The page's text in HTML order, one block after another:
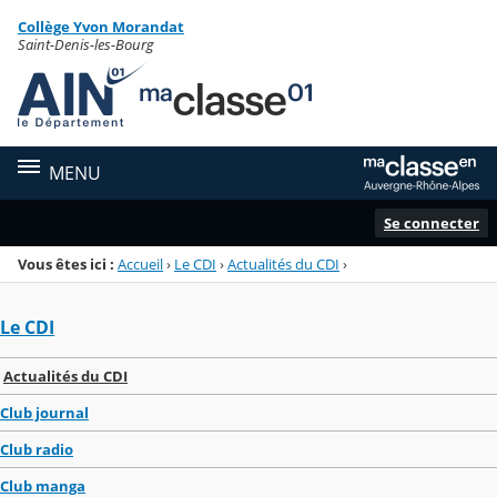
Menu de la rubrique
Contenu
Collège Yvon Morandat
Saint-Denis-les-Bourg
MENU
Se connecter
Vous êtes ici : Accueil› Le CDI ›Actualités du CDI ›
Le CDI
Actualités du CDI
Club journal
Club radio
Club manga